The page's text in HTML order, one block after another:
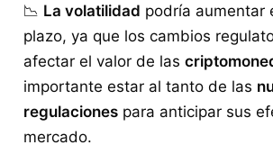
📉 La volatilidad podría aumentar
plazo, ya que los cambios
afectar el valor de las
importante estar al tanto de las
regulacionespara anticipar sus
mercado.